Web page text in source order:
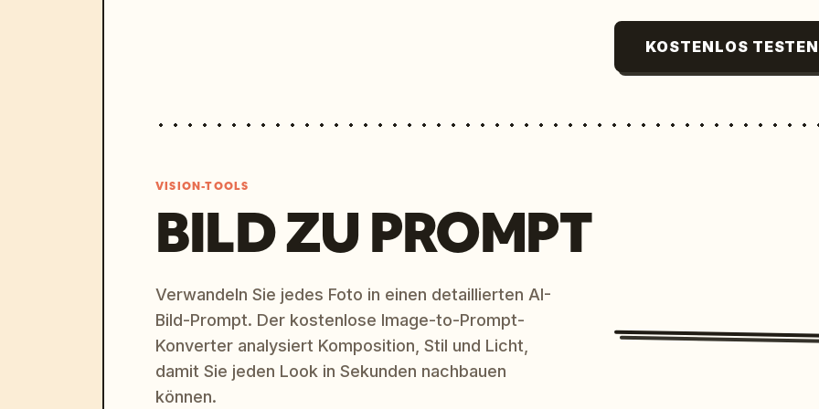
KOSTENLOS TESTEN
VISION-TOOLS
BILD ZU PROMPT
Verwandeln Sie jedes Foto in einen detaillierten AI-
Bild-Prompt. Der kostenlose Image-to-Prompt-
Konverter analysiert Komposition, Stil und Licht,
damit Sie jeden Look in Sekunden nachbauen
können.